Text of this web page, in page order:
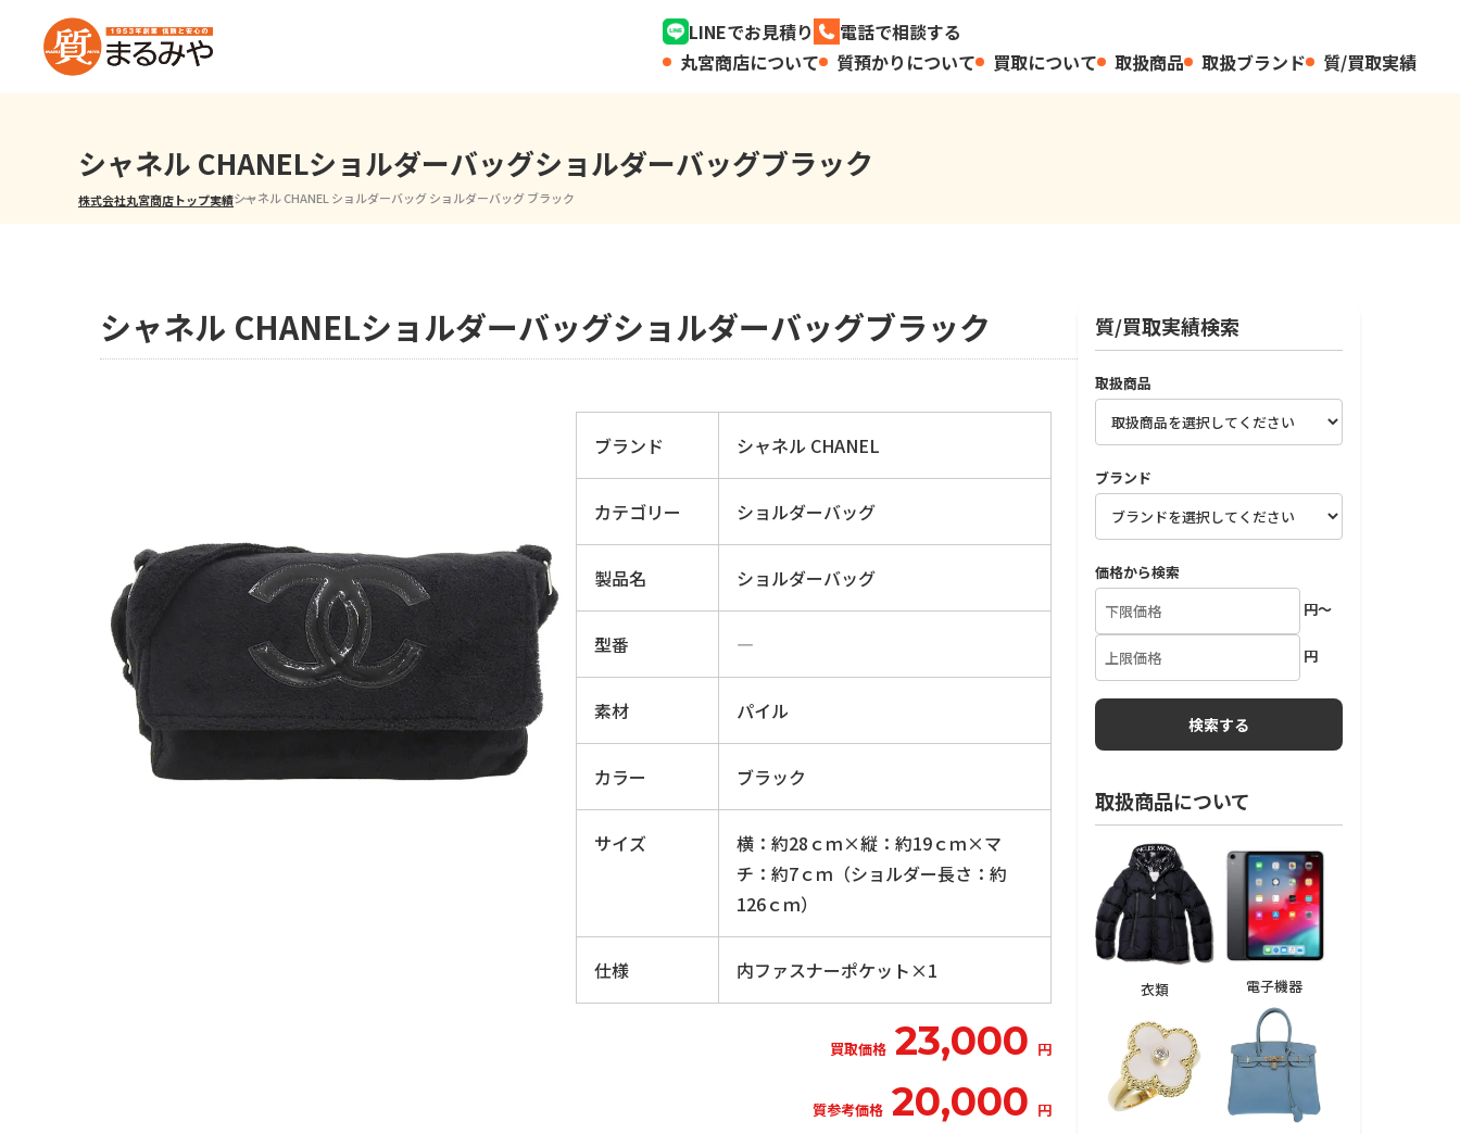
LINEでお見積り
電話で相談する
丸宮商店について
質預かりについて 買取について 取扱商品 取扱ブランド 質/買取実績
シャネル CHANELショルダーバッグショルダーバッグブラック
株式会社丸宮商店トップ⁩実績シャネル CHANEL ショルダーバッグ ショルダーバッグ ブラック
シャネル CHANELショルダーバッグショルダーバッグブラック
ブランド シャネル CHANEL
カテゴリー ショルダーバッグ
製品名 ショルダーバッグ
型番 ―
素材 パイル
カラー ブラック
サイズ
横：約28ｃｍ×縦：約19ｃｍ×マ
チ：約7ｃｍ（ショルダー長さ：約
126ｃｍ）
仕様 内ファスナーポケット×1
買取価格 23,000 円
質参考価格 20,000 円
質/買取実績検索
取扱商品
ブランド
価格から検索
円～
円
取扱商品について
衣類 電子機器